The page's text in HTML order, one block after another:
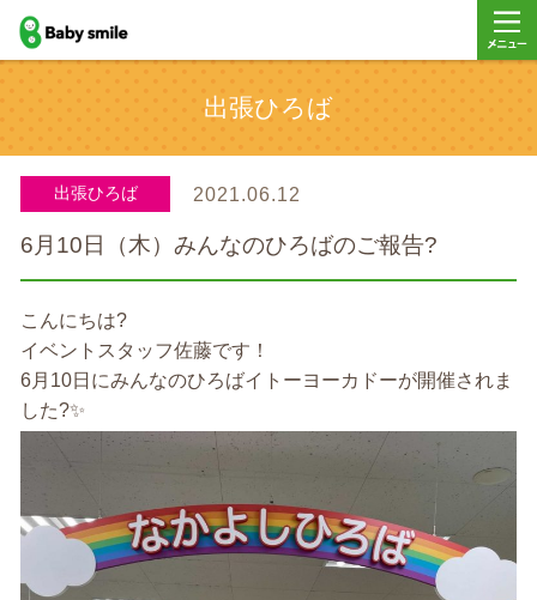
baby smile
出張ひろば
出張ひろば 2021.06.12
6月10日（木）みんなのひろばのご報告?
こんにちは?
イベントスタッフ佐藤です！
6月10日にみんなのひろばイトーヨーカドーが開催されま
した?✨